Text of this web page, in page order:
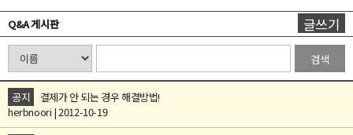
Q&A 게시판 글쓰기
검색
공지
결제가 안 되는 경우 해결방법!
herbnoori | 2012-10-19